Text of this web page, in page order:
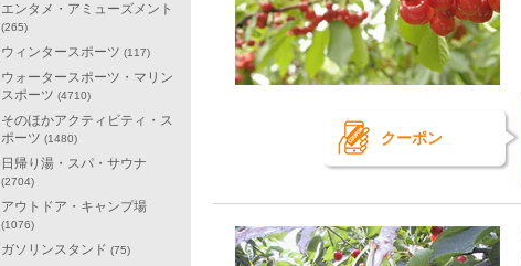
クーポン
エンタメ・アミューズメント
(265)
ウィンタースポーツ (117)
ウォータースポーツ・マリン
スポーツ (4710)
そのほかアクティビティ・ス
ポーツ (1480)
日帰り湯・スパ・サウナ
(2704)
アウトドア・キャンプ場
(1076)
ガソリンスタンド (75)